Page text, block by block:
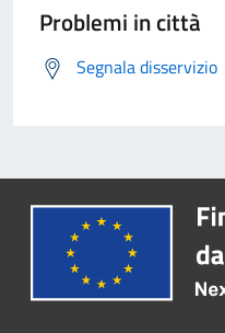
Problemi in città
Segnala disservizio